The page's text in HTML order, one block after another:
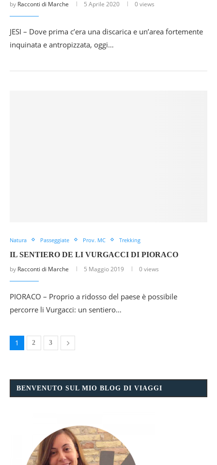
by Racconti di Marche 5 Aprile 2020 0 views
JESI – Dove prima c’era una discarica e un’area fortemente
inquinata e antropizzata, oggi…
Natura Passeggiate Prov. MC Trekking
IL SENTIERO DE LI VURGACCI DI PIORACO
by Racconti di Marche 5 Maggio 2019 0 views
PIORACO – Proprio a ridosso del paese è possibile
percorre li Vurgacci: un sentiero…
1 2 3
BENVENUTO SUL MIO BLOG DI VIAGGI